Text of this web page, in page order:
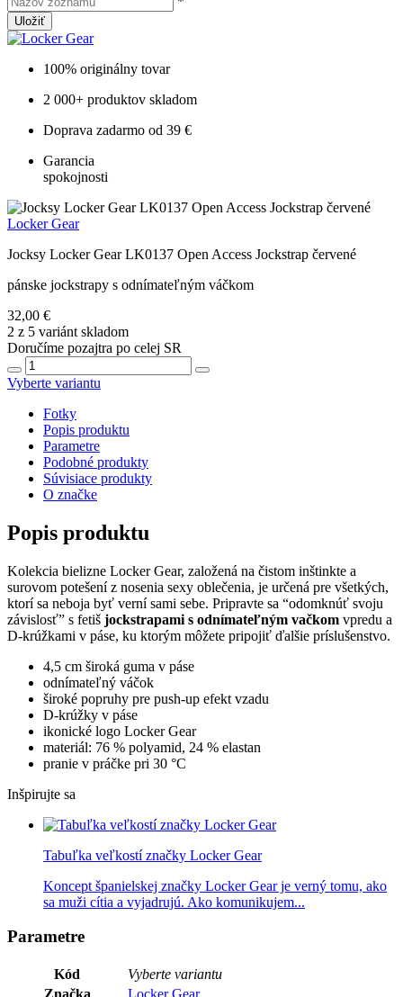
Uložiť
100% originálny tovar
2 000+ produktov skladom
Doprava zadarmo od 39 €
Garancia
spokojnosti
Locker Gear
Jocksy Locker Gear LK0137 Open Access Jockstrap červené
pánske jockstrapy s odnímateľným váčkom
32,00 €
2 z 5 variánt skladom
Doručíme pozajtra po celej SR
Vyberte variantu
Fotky
Popis produktu
Parametre
Podobné produkty
Súvisiace produkty
O značke
Popis produktu
Kolekcia bielizne Locker Gear, založená na čistom inštinkte a
surovom potešení z nosenia sexy oblečenia, je určená pre všetkých,
ktorí sa neboja byť verní sami sebe. Pripravte sa “odomknúť svoju
závislosť” s fetiš jockstrapami s odnímateľným vačkom vpredu a
D-krúžkami v páse, ku ktorým môžete pripojiť ďalšie príslušenstvo.
4,5 cm široká guma v páse
odnímateľný váčok
široké popruhy pre push-up efekt vzadu
D-krúžky v páse
ikonické logo Locker Gear
materiál: 76 % polyamid, 24 % elastan
pranie v práčke pri 30 °C
Inšpirujte sa
Tabuľka veľkostí značky Locker Gear
Koncept španielskej značky Locker Gear je verný tomu, ako
sa muži cítia a vyjadrujú. Ako komunikujem...
Parametre
Kód
Vyberte variantu
Značka
Locker Gear